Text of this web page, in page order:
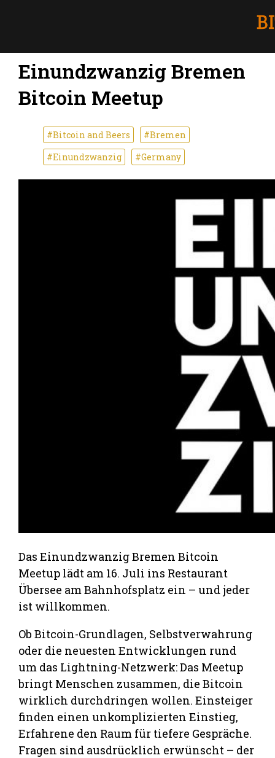
Einundzwanzig Bremen
Bitcoin Meetup
#Bitcoin and Beers
#Bremen
#Einundzwanzig
#Germany
Das Einundzwanzig Bremen Bitcoin
Meetup lädt am 16. Juli ins Restaurant
Übersee am Bahnhofsplatz ein – und jeder
ist willkommen.
Ob Bitcoin-Grundlagen, Selbstverwahrung
oder die neuesten Entwicklungen rund
um das Lightning-Netzwerk: Das Meetup
bringt Menschen zusammen, die Bitcoin
wirklich durchdringen wollen. Einsteiger
finden einen unkomplizierten Einstieg,
Erfahrene den Raum für tiefere Gespräche.
Fragen sind ausdrücklich erwünscht – der